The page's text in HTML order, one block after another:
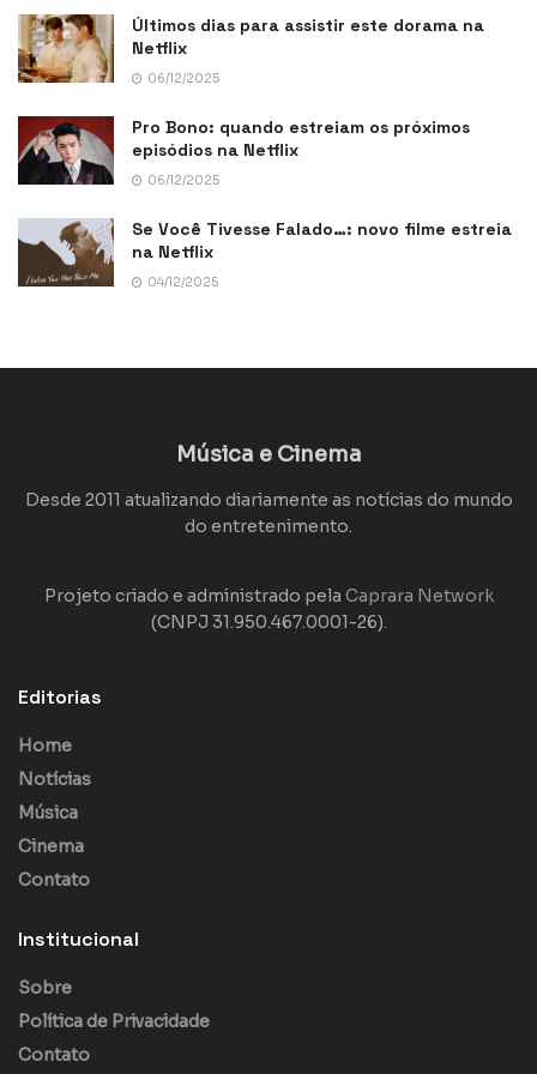
Últimos dias para assistir este dorama na
Netflix
06/12/2025
Pro Bono: quando estreiam os próximos
episódios na Netflix
06/12/2025
Se Você Tivesse Falado…: novo filme estreia
na Netflix
04/12/2025
Música e Cinema
Desde 2011 atualizando diariamente as notícias do mundo
do entretenimento.
Projeto criado e administrado pela Caprara Network
(CNPJ 31.950.467.0001-26).
Editorias
Home
Notícias
Música
Cinema
Contato
Institucional
Sobre
Política de Privacidade
Contato